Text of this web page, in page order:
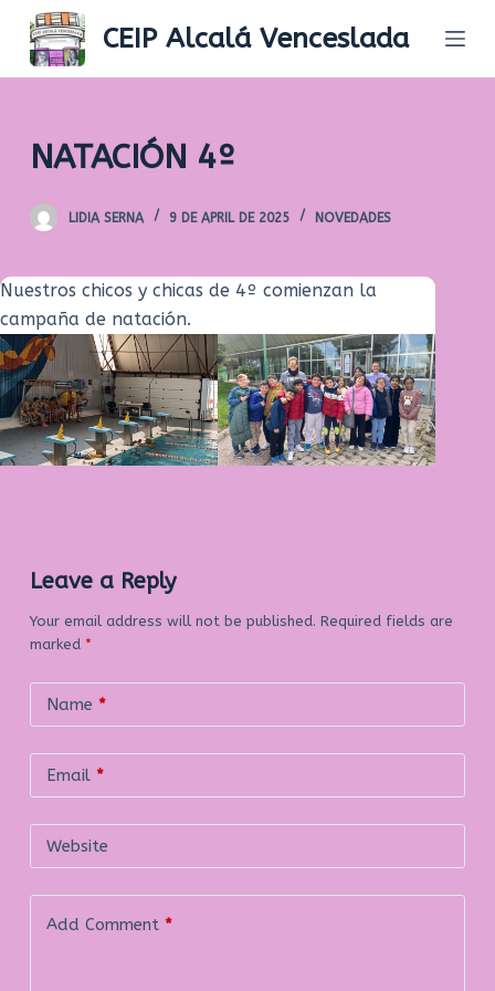
S
k
i
o
t
e
n
t
CEIP Alcalá Venceslada
NATACIÓN 4º
LIDIA SERNA 9 DE APRIL DE 2025 NOVEDADES
Nuestros chicos y chicas de 4º comienzan la
campaña de natación.
Leave a Reply
Your email address will not be published. Required fields are
marked *
Name *
Email*
Website
Add Comment*